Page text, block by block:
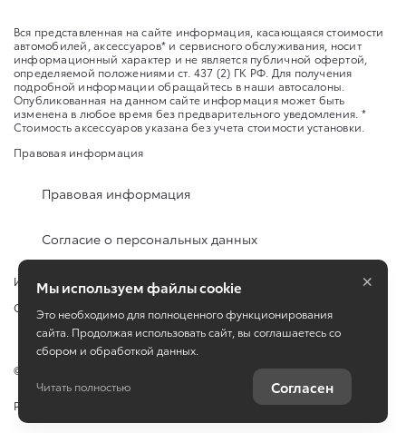
Вся представленная на сайте информация, касающаяся стоимости
автомобилей, аксессуаров* и сервисного обслуживания, носит
информационный характер и не является публичной офертой,
определяемой положениями ст. 437 (2) ГК РФ. Для получения
подробной информации обращайтесь в наши автосалоны.
Опубликованная на данном сайте информация может быть
изменена в любое время без предварительного уведомления. *
Стоимость аксессуаров указана без учета стоимости установки.
Правовая информация
Правовая информация
Согласие о персональных данных
Изменить настройку cookies
Сбросить cookie
©
Работает на технологиях
Мы используем файлы cookie
Это необходимо для полноценного функционирования
сайта. Продолжая использовать сайт, вы соглашаетесь со
сбором и обработкой данных.
Читать полностью Согласен
×